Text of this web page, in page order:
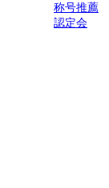
称号推薦
認定会